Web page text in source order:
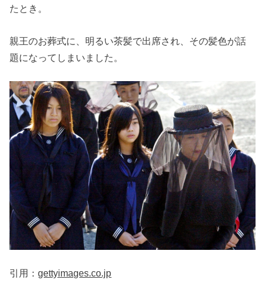
たとき。
親王のお葬式に、明るい茶髪で出席され、その髪色が話
題になってしまいました。
引用：gettyimages.co.jp